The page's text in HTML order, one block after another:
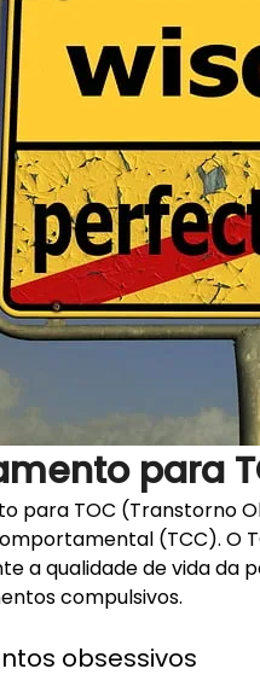
para
para TOC (Transtorno
(TCC). O
a qualidade de vida da
compulsivos.
obsessivos